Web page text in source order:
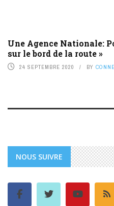
Une Agence Nationale:
sur le bord de la route »
24 SEPTEMBRE 2020 BY
NOUS SUIVRE